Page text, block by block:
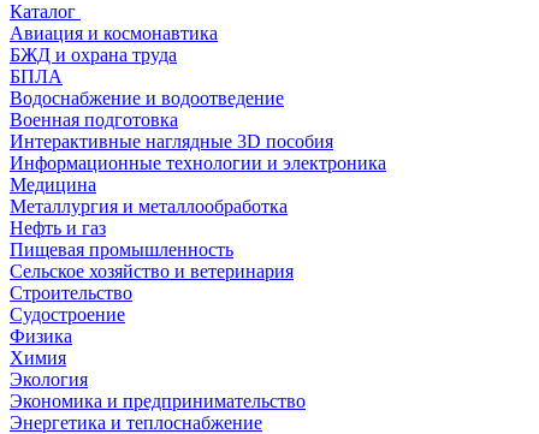
Каталог
Авиация и космонавтика
БЖД и охрана труда
БПЛА
Водоснабжение и водоотведение
Военная подготовка
Интерактивные наглядные 3D пособия
Информационные технологии и электроника
Медицина
Металлургия и металлообработка
Нефть и газ
Пищевая промышленность
Сельское хозяйство и ветеринария
Строительство
Судостроение
Физика
Химия
Экология
Экономика и предпринимательство
Энергетика и теплоснабжение